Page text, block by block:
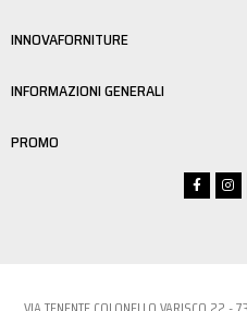
INNOVAFORNITURE
INFORMAZIONI GENERALI
PROMO